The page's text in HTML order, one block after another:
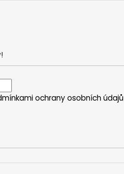
ochrany osobních údajů